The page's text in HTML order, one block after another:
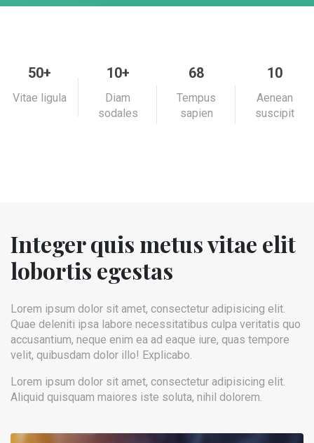
50+
Vitae ligula
10+
Diam
sodales
68
Tempus
sapien
10
Aenean
suscipit
Integer quis metus vitae elit
lobortis egestas
Lorem ipsum dolor sit amet, consectetur adipisicing elit.
Quae deleniti ipsa labore necessitatibus culpa veritatis quo
accusantium, neque enim ea ad eaque iure, quas tempore
velit, quibusdam dolor illo! Explicabo.
Lorem ipsum dolor sit amet, consectetur adipisicing elit.
Aliquid quisquam maiores iste soluta, nihil dolorem.